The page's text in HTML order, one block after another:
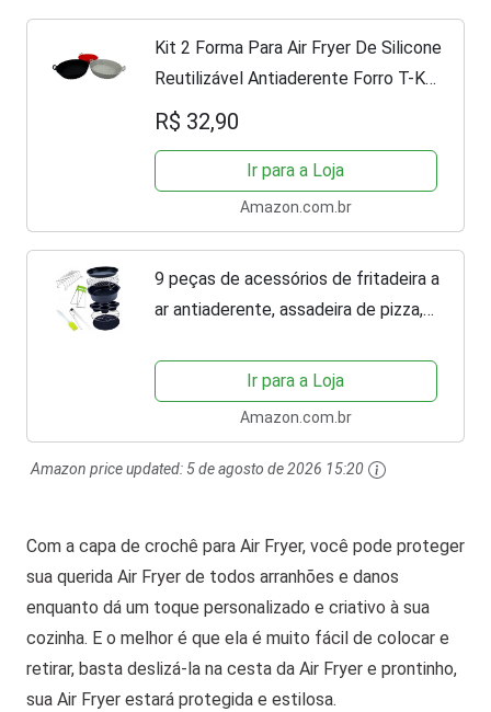
Kit 2 Forma Para Air Fryer De Silicone
Reutilizável Antiaderente Forro T-Kai
Imports
R$ 32,90
Ir para a Loja
Amazon.com.br
9 peças de acessórios de fritadeira a
ar antiaderente, assadeira de pizza,
pinças, pincéis, suporte para
fritadeira a...
Ir para a Loja
Amazon.com.br
Amazon price updated: 5 de agosto de 2026 15:20
Com a capa de crochê para Air Fryer, você pode proteger
sua querida Air Fryer de todos arranhões e danos
enquanto dá um toque personalizado e criativo à sua
cozinha. E o melhor é que ela é muito fácil de colocar e
retirar, basta deslizá-la na cesta da Air Fryer e prontinho,
sua Air Fryer estará protegida e estilosa.